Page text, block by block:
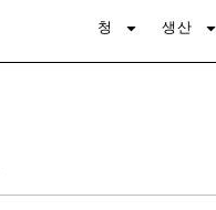
청 생산